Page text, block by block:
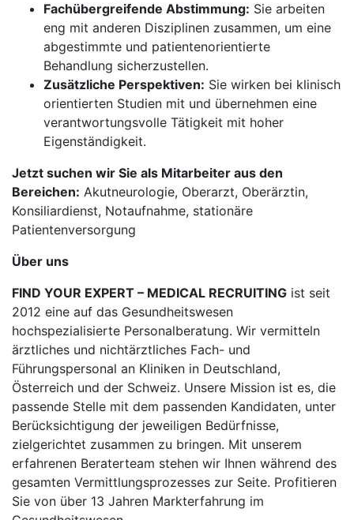
Fachübergreifende Abstimmung: Sie arbeiten
eng mit anderen Disziplinen zusammen, um eine
abgestimmte und patientenorientierte
Behandlung sicherzustellen.
Zusätzliche Perspektiven: Sie wirken bei klinisch
orientierten Studien mit und übernehmen eine
verantwortungsvolle Tätigkeit mit hoher
Eigenständigkeit.
Jetzt suchen wir Sie als Mitarbeiter aus den
Bereichen: Akutneurologie, Oberarzt, Oberärztin,
Konsiliardienst, Notaufnahme, stationäre
Patientenversorgung
Über uns
FIND YOUR EXPERT – MEDICAL RECRUITING ist seit
2012 eine auf das Gesundheitswesen
hochspezialisierte Personalberatung. Wir vermitteln
ärztliches und nichtärztliches Fach- und
Führungspersonal an Kliniken in Deutschland,
Österreich und der Schweiz. Unsere Mission ist es, die
passende Stelle mit dem passenden Kandidaten, unter
Berücksichtigung der jeweiligen Bedürfnisse,
zielgerichtet zusammen zu bringen. Mit unserem
erfahrenen Beraterteam stehen wir Ihnen während des
gesamten Vermittlungsprozesses zur Seite. Profitieren
Sie von über 13 Jahren Markterfahrung im